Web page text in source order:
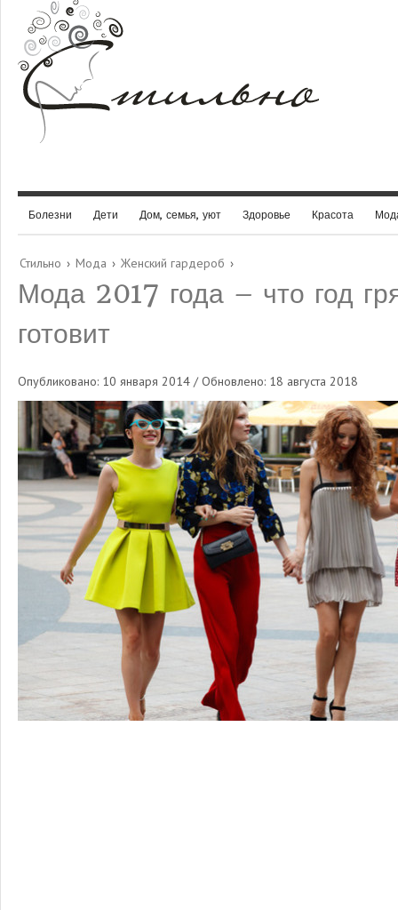
Болезни Дети Дом, семья, уют Здоровье Красота
Стильно › Мода › Женский гардероб ›
Мода 2017 года – что год
готовит
Опубликовано: 10 января 2014 / Обновлено: 18 августа 2018